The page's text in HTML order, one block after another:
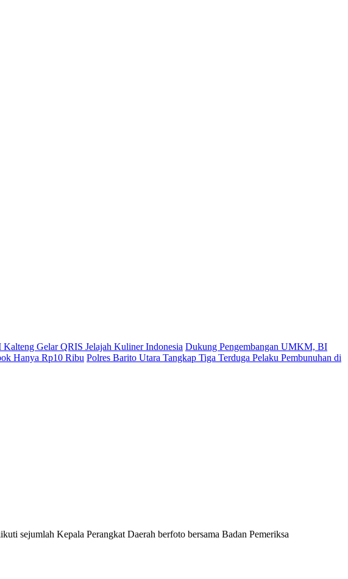
Kalteng Gelar QRIS Jelajah Kuliner Indonesia Dukung Pengembangan UMKM, BI
Hanya Rp10 Ribu Polres Barito Utara Tangkap Tiga Terduga Pelaku Pembunuhan di
sejumlah Kepala Perangkat Daerah berfoto bersama Badan Pemeriksa